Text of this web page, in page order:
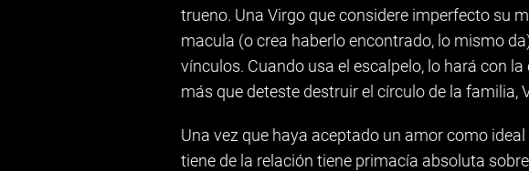
trueno. Una Virgo que considere imperfecto su
macula (o crea haberlo encontrado, lo mismo
vínculos. Cuando usa el escalpelo, lo hará con
más que deteste destruir el círculo de la familia,
Una vez que haya aceptado un amor como
tiene de la relación tiene primacía absoluta